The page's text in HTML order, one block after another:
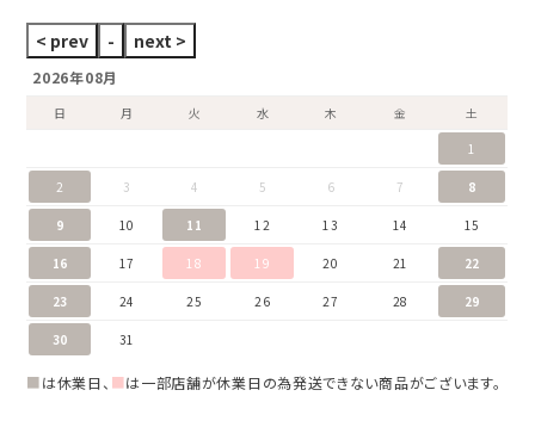
2026年08月
日 月 火 水 木 金
土
1
2 3 4 5 6 7 8
9 10 11 12 13 14 15
16 17 18 19 20 21 22
23 24 25 26 27 28 29
30 31
■は休業日、 ■は一部店舗が休業日の為発送できない商品がございます。